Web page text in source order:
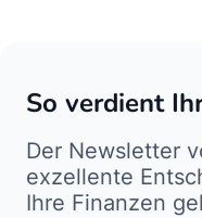
So verdient
Der Newsletter
exzellente
Ihre Finanzen